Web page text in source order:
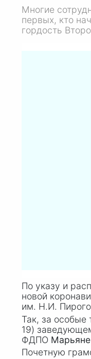
Многие
первых, кто
гордость
По указу и
новой
им. Н.И.
Так, за особые
19)
ФДПО
Почетную